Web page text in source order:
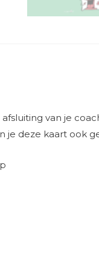
van je
je deze kaart ook